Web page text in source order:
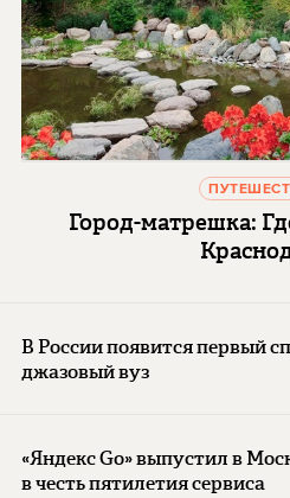
Город-матрешка:
В России появится первый
джазовый вуз
«Яндекс Go» выпустил в
в честь пятилетия сервиса